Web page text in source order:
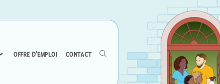
OFFRE D’EMPLOI CONTACT